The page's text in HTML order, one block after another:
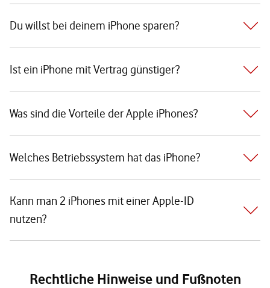
Du willst bei deinem iPhone sparen?
Ist ein iPhone mit Vertrag günstiger?
Was sind die Vorteile der Apple iPhones?
Welches Betriebssystem hat das iPhone?
Kann man 2 iPhones mit einer Apple-ID
nutzen?
Rechtliche Hinweise und Fußnoten